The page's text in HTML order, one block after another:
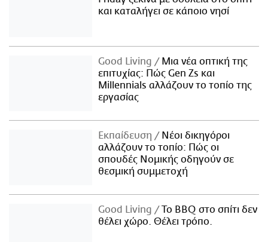
και καταλήγει σε κάποιο νησί
Good Living
Μια νέα οπτική της
επιτυχίας: Πώς Gen Zs και
Millennials αλλάζουν το τοπίο της
εργασίας
Εκπαίδευση
Νέοι δικηγόροι
αλλάζουν το τοπίο: Πώς οι
σπουδές Νομικής οδηγούν σε
θεσμική συμμετοχή
Good Living
Το BBQ στο σπίτι δεν
θέλει χώρο. Θέλει τρόπο.